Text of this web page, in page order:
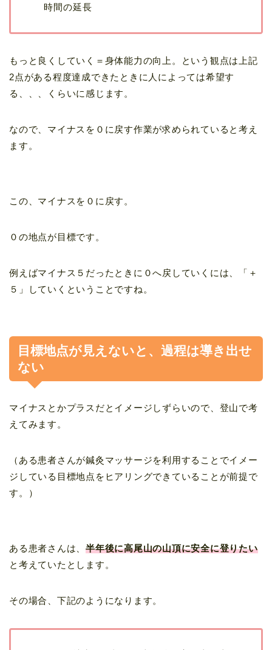
時間の延長
もっと良くしていく＝身体能力の向上。という観点は上記
2点がある程度達成できたときに人によっては希望す
る、、、くらいに感じます。
なので、マイナスを０に戻す作業が求められていると考え
ます。
この、マイナスを０に戻す。
０の地点が目標です。
例えばマイナス５だったときに０へ戻していくには、「＋
５」していくということですね。
目標地点が見えないと、過程は導き出せ
ない
マイナスとかプラスだとイメージしずらいので、登山で考
えてみます。
（ある患者さんが鍼灸マッサージを利用することでイメー
ジしている目標地点をヒアリングできていることが前提で
す。）
ある患者さんは、半年後に高尾山の山頂に安全に登りたい
と考えていたとします。
その場合、下記のようになります。